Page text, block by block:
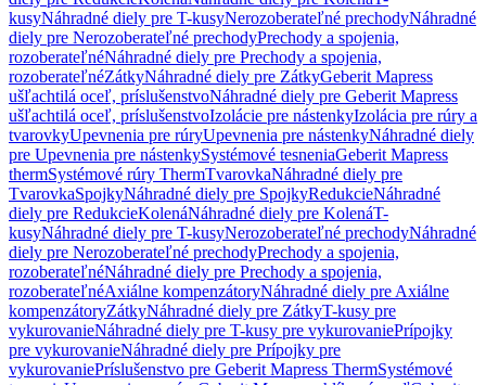
kusyNáhradné diely pre T-kusyNerozoberateľné prechodyNáhradné
diely pre Nerozoberateľné prechodyPrechody a spojenia,
rozoberateľnéNáhradné diely pre Prechody a spojenia,
rozoberateľnéZátkyNáhradné diely pre ZátkyGeberit Mapress
ušľachtilá oceľ, príslušenstvoNáhradné diely pre Geberit Mapress
ušľachtilá oceľ, príslušenstvoIzolácie pre nástenkyIzolácia pre rúry a
tvarovkyUpevnenia pre rúryUpevnenia pre nástenkyNáhradné diely
pre Upevnenia pre nástenkySystémové tesneniaGeberit Mapress
thermSystémové rúry ThermTvarovkaNáhradné diely pre
TvarovkaSpojkyNáhradné diely pre SpojkyRedukcieNáhradné
diely pre RedukcieKolenáNáhradné diely pre KolenáT-
kusyNáhradné diely pre T-kusyNerozoberateľné prechodyNáhradné
diely pre Nerozoberateľné prechodyPrechody a spojenia,
rozoberateľnéNáhradné diely pre Prechody a spojenia,
rozoberateľnéAxiálne kompenzátoryNáhradné diely pre Axiálne
kompenzátoryZátkyNáhradné diely pre ZátkyT-kusy pre
vykurovanieNáhradné diely pre T-kusy pre vykurovaniePrípojky
pre vykurovanieNáhradné diely pre Prípojky pre
vykurovaniePríslušenstvo pre Geberit Mapress ThermSystémové